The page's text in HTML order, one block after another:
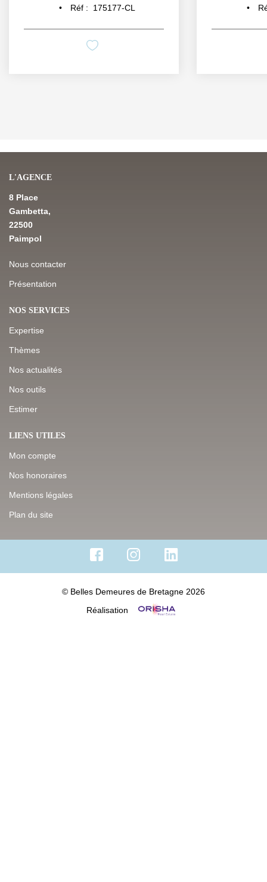
Réf :
175177-CL
L'AGENCE
8 Place
Gambetta,
22500
Paimpol
Nous contacter
Présentation
NOS SERVICES
Expertise
Thèmes
Nos actualités
Nos outils
Estimer
LIENS UTILES
Mon compte
Nos honoraires
Mentions légales
Plan du site
© Belles Demeures de Bretagne 2026
Réalisation